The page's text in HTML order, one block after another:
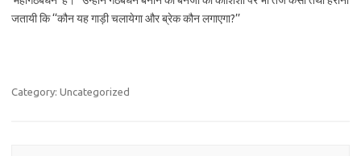
जतायी कि ‘‘कौन यह गाड़ी चलायेगा और ब्रेक कौन लगाएगा?’’
Category: Uncategorized